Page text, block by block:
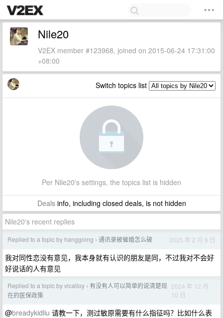
Nile20
V2EX member #123968, joined on 2015-06-24 17:31:00
+08:00
Switch topics list
Per Nile20's settings, the topics list is hidden
Dealsinfo, including closed deals, is not hidden
Nile20's recent replies
Replied to a topic by hanggoing › 通讯录被催婚怎么破 2025 年 2 月 6 日
我对同性恋没有意见，我本身就有认识的朋友是同，不过我对不会好
好说话的人有意见
Replied to a topic by vicalloy › 有没有人可以简单的说清楚现
在的医保政策
2024 年 12 月
10 日
@breadykidliu 请教一下，测过敏原需要有什么指征吗？比如什么表